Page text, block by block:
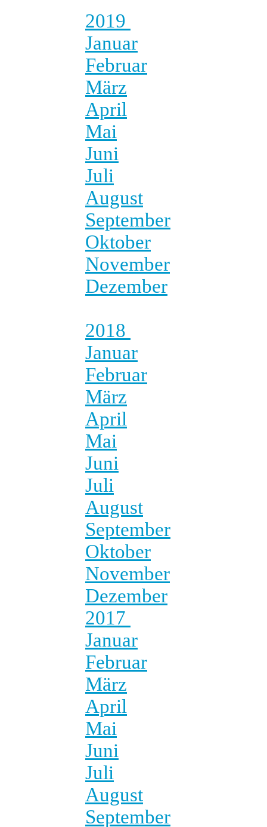
2019
Januar
Februar
März
April
Mai
Juni
Juli
August
September
Oktober
November
Dezember
2018
Januar
Februar
März
April
Mai
Juni
Juli
August
September
Oktober
November
Dezember
2017
Januar
Februar
März
April
Mai
Juni
Juli
August
September